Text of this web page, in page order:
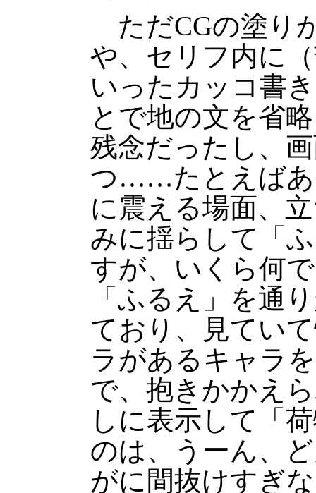
ただCGの塗り
や、セリフ内に
いったカッコ書
とで地の文を省
残念だったし、
つ……たとえばあ
に震える場面、
みに揺らして「
すが、いくら何
「ふるえ」を通
ており、見てい
ラがあるキャラ
で、抱きかかえ
しに表示して「
のは、うーん、
がに間抜けすぎ